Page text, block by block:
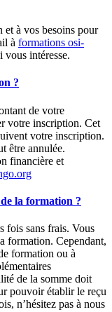
et à vos besoins pour
à formations osi-
intéresse.
?
de votre
votre inscription. Cet
votre inscription.
être annulée.
financière et
la formation ?
fois sans frais. Vous
formation. Cependant,
formation ou à
de la somme doit
pouvoir établir le reçu
n’hésitez pas à nous